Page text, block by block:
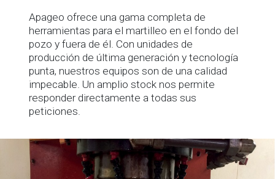
Apageo ofrece una gama completa de
herramientas para el martilleo en el fondo del
pozo y fuera de él. Con unidades de
producción de última generación y tecnología
punta, nuestros equipos son de una calidad
impecable. Un amplio stock nos permite
responder directamente a todas sus
peticiones.